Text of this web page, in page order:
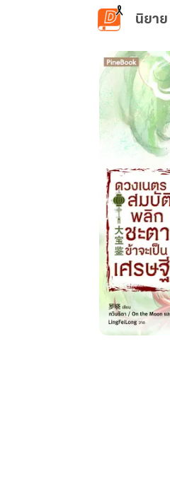
ข้ามไปยังเนื้อหาหลัก
นิยาย